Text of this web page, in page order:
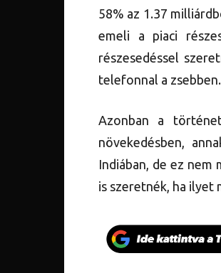
58% az 1.37
emeli a piaci
részesedéssel
telefonnal a zsebben.
Azonban a
növekedésben,
Indiában, de ez nem
is szeretnék, ha ilyet